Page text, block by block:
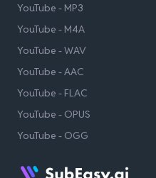
YouTube - MP3
YouTube - M4A
YouTube - WAV
YouTube - AAC
YouTube - FLAC
YouTube - OPUS
YouTube - OGG